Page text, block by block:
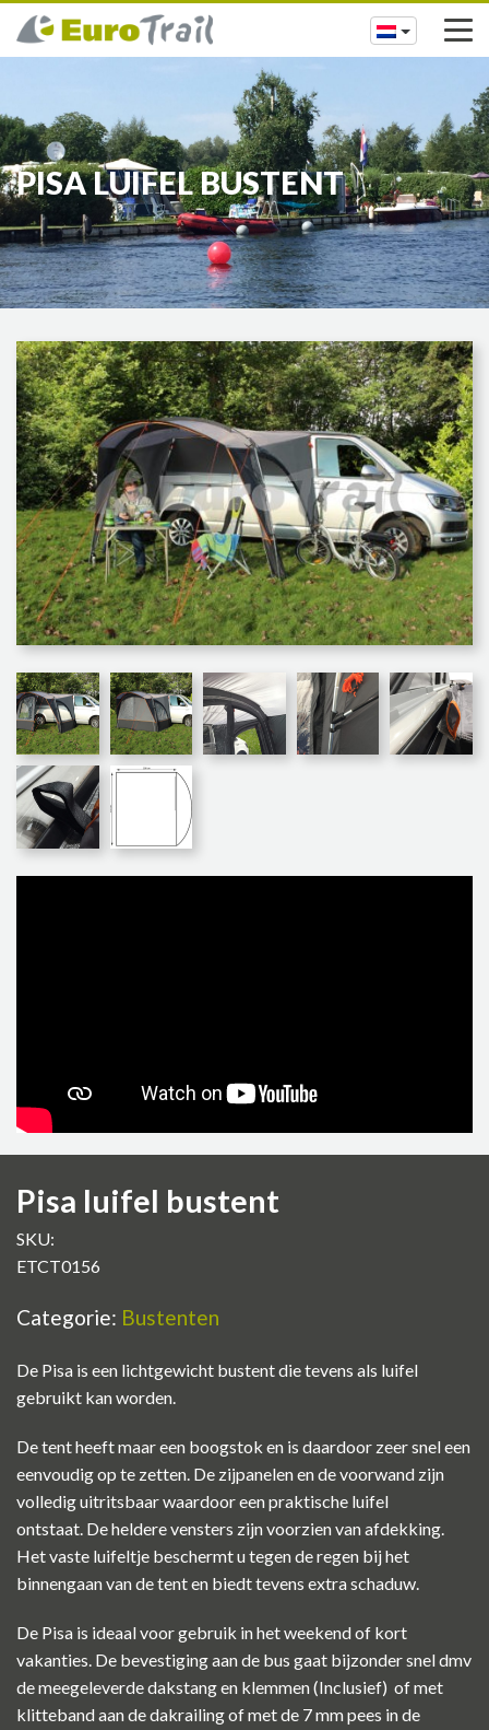
PISA LUIFEL BUSTENT
Pisa luifel bustent
SKU:
ETCT0156
Categorie: Bustenten
De Pisa is een lichtgewicht bustent die tevens als luifel
gebruikt kan worden.
De tent heeft maar een boogstok en is daardoor zeer snel een
eenvoudig op te zetten. De zijpanelen en de voorwand zijn
volledig uitritsbaar waardoor een praktische luifel
ontstaat. De heldere vensters zijn voorzien van afdekking.
Het vaste luifeltje beschermt u tegen de regen bij het
binnengaan van de tent en biedt tevens extra schaduw.
De Pisa is ideaal voor gebruik in het weekend of kort
vakanties. De bevestiging aan de bus gaat bijzonder snel dmv
de meegeleverde dakstang en klemmen (Inclusief) of met
klitteband aan de dakrailing of met de 7 mm pees in de